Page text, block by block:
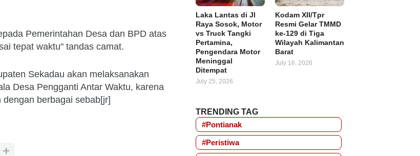
Pemerintahan Desa dan BPD atas
tepat waktu" tandas camat.
Sekadau akan melaksanakan
Desa Pengganti Antar Waktu, karena
berbagai sebab[jr]
Laka Lantas di Jl
Raya Sosok, Motor
vs Truck Tangki
Pertamina,
Pengendara Motor
Meninggal
Ditempat
July 25, 2026
Kodam XII/Tpr
Resmi Gelar TMMD
ke-129 di Tiga
Wilayah Kalimantan
Barat
July 16, 2026
TRENDING TAG
#Pontianak
#Peristiwa